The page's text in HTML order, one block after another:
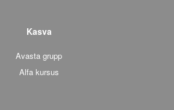
Kasva
Avasta grupp
Alfa kursus